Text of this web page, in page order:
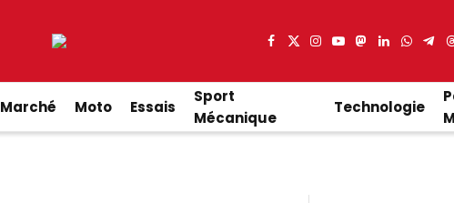
Facebook
X
Instagram
YouTube
Mastodon
LinkedIn
Marché Moto Essais
Sport
Mécanique
Technologie